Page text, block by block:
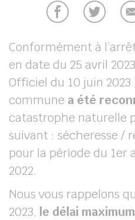
Conformément à
en date du 25 avril
Officiel du 10 juin
commune a été
catastrophe naturelle
suivant : sécheresse /
pour la période du 1er
2022.
Nous vous rappelons
2023, le délai